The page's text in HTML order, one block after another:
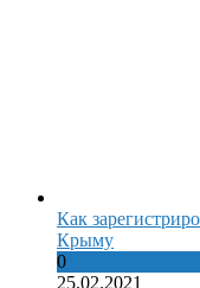
Как
Крыму
0
25.02.2021